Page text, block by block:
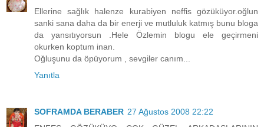
Ellerine sağlık halenze kurabiyen neffis gözüküyor.oğlun
sanki sana daha da bir enerji ve mutluluk katmış bunu bloga
da yansıtıyorsun .Hele Özlemin blogu ele geçirmeni
okurken koptum inan.
Oğluşunu da öpüyorum , sevgiler canım...
Yanıtla
SOFRAMDA BERABER 27 Ağustos 2008 22:22